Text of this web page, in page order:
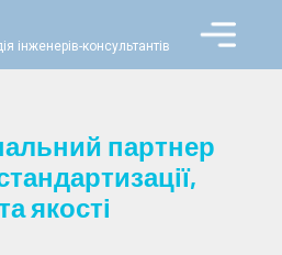
інженерів-консультантів
партнер
якості